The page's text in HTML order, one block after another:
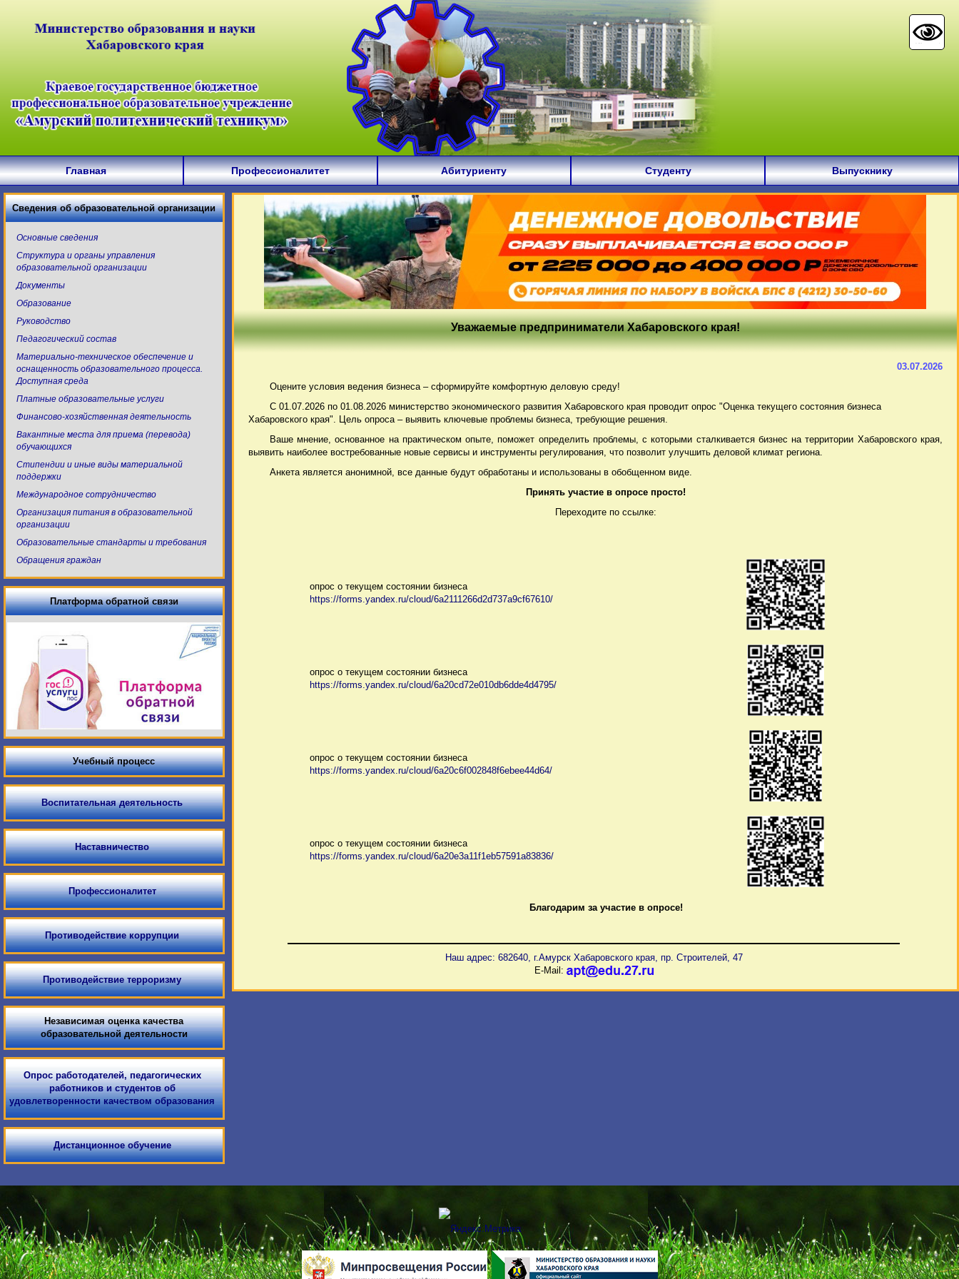
Главная Профессионалитет Абитуриенту Студенту Выпускнику
Сведения об образовательной организации
Основные сведения
Структура и органы управления
образовательной организации
Документы
Образование
Руководство
Педагогический состав
Материально-техническое обеспечение и
оснащенность образовательного процесса.
Доступная среда
Платные образовательные услуги
Финансово-хозяйственная деятельность
Вакантные места для приема (перевода)
обучающихся
Стипендии и иные виды материальной
поддержки
Международное сотрудничество
Организация питания в образовательной
организации
Образовательные стандарты и требования
Обращения граждан
Платформа обратной связи
Учебный процесс
Воспитательная деятельность
Наставничество
Профессионалитет
Противодействие коррупции
Противодействие терроризму
Независимая оценка качества
образовательной деятельности
Опрос работодателей, педагогических
работников и студентов об
удовлетворенности качеством образования
Дистанционное обучение
Уважаемые предприниматели Хабаровского края!
03.07.2026
Оцените условия ведения бизнеса – сформируйте комфортную деловую среду!
С 01.07.2026 по 01.08.2026 министерство экономического развития Хабаровского края проводит опрос "Оценка текущего состояния бизнеса
Хабаровского края". Цель опроса – выявить ключевые проблемы бизнеса, требующие решения.
Ваше мнение, основанное на практическом опыте, поможет определить проблемы, с которыми сталкивается бизнес на территории Хабаровского края,
выявить наиболее востребованные новые сервисы и инструменты регулирования, что позволит улучшить деловой климат региона.
Анкета является анонимной, все данные будут обработаны и использованы в обобщенном виде.
Принять участие в опросе просто!
Переходите по ссылке:
опрос о текущем состоянии бизнеса
https://forms.yandex.ru/cloud/6a2111266d2d737a9cf67610/
опрос о текущем состоянии бизнеса
https://forms.yandex.ru/cloud/6a20cd72e010db6dde4d4795/
опрос о текущем состоянии бизнеса
https://forms.yandex.ru/cloud/6a20c6f002848f6ebee44d64/
опрос о текущем состоянии бизнеса
https://forms.yandex.ru/cloud/6a20e3a11f1eb57591a83836/
Благодарим за участие в опросе!
Наш адрес: 682640, г.Амурск Хабаровского края, пр. Строителей, 47
E-Mail: